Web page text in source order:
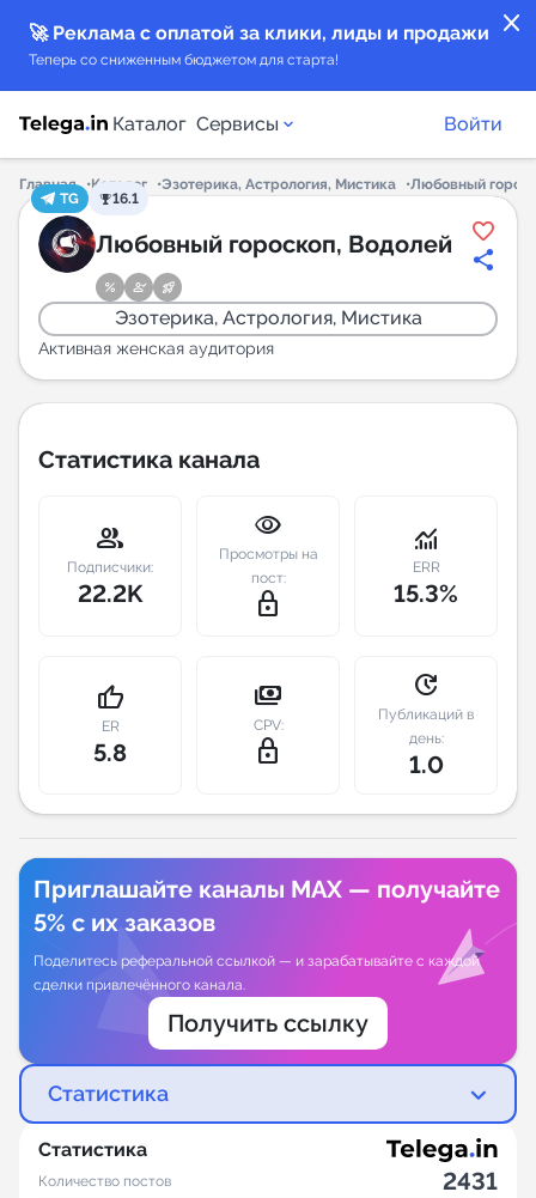
close
🚀 Реклама с оплатой за клики, лиды и продажи
Теперь со сниженным бюджетом для старта!
Каталог Сервисы
Каталог каналов
Каталог ботов
Горящие предложения
Индекс читаемости каналов в Telegram
New
Индивидуальное сопровождение
Войти
Главная Каталог Эзотерика, Астрология, Мистика
Любовный
TG
16.1
Любовный гороскоп, Водолей
Эзотерика, Астрология, Мистика
Активная женская аудитория
Статистика канала
group
Подписчики:
22.2K
visibility
Просмотры на
пост:
lock_outline
monitoring
ERR
15.3%
thumb_up
ER
5.8
payments
CPV:
lock_outline
update
Публикаций в
день:
1.0
Приглашайте каналы MAX — получайте
5% с их заказов
Поделитесь реферальной ссылкой — и зарабатывайте с каждой
сделки привлечённого канала.
Получить ссылку
Статистика
Статистика
Количество постов 2431